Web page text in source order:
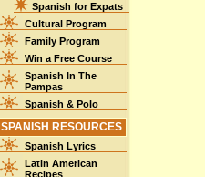
Spanish for Expats
Cultural Program
Family Program
Win a Free Course
Spanish In The
Pampas
Spanish & Polo
SPANISH RESOURCES
Spanish Lyrics
Latin American
Recipes